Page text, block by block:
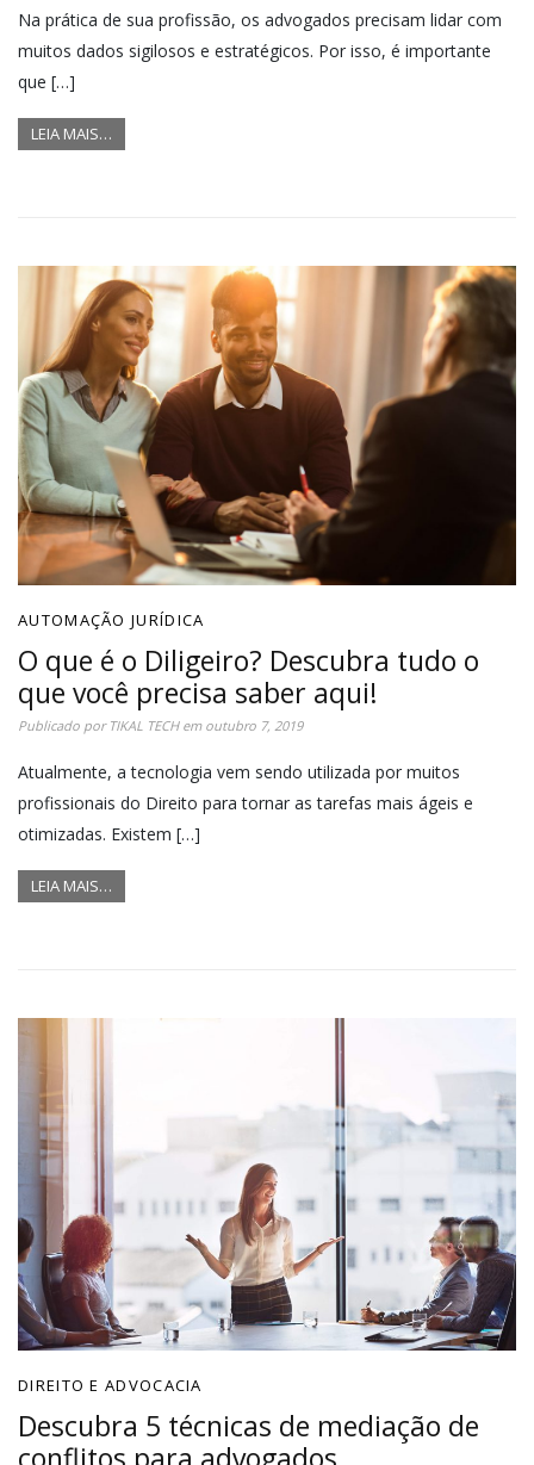
Na prática de sua profissão, os advogados precisam lidar com
muitos dados sigilosos e estratégicos. Por isso, é importante
que […]
LEIA MAIS…
AUTOMAÇÃO JURÍDICA
O que é o Diligeiro? Descubra tudo o
que você precisa saber aqui!
Publicado por TIKAL TECHem outubro 7, 2019
Atualmente, a tecnologia vem sendo utilizada por muitos
profissionais do Direito para tornar as tarefas mais ágeis e
otimizadas. Existem […]
LEIA MAIS…
DIREITO E ADVOCACIA
Descubra 5 técnicas de mediação de